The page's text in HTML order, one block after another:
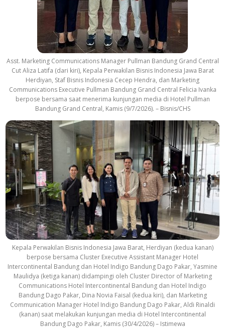
Asst. Marketing Communications Manager Pullman Bandung Grand Central
Cut Aliza Latifa (dari kiri), Kepala Perwakilan Bisnis Indonesia Jawa Barat
Herdiyan, Staf Bisnis Indonesia Cecep Hendra, dan Marketing
Communications Executive Pullman Bandung Grand Central Felicia Ivanka
berpose bersama saat menerima kunjungan media di Hotel Pullman
Bandung Grand Central, Kamis (9/7/2026). – Bisnis/CHS
Kepala Perwakilan Bisnis Indonesia Jawa Barat, Herdiyan (kedua kanan)
berpose bersama Cluster Executive Assistant Manager Hotel
Intercontinental Bandung dan Hotel Indigo Bandung Dago Pakar, Yasmine
Maulidya (ketiga kanan) didampingi oleh Cluster Director of Marketing
Communications Hotel Intercontinental Bandung dan Hotel Indigo
Bandung Dago Pakar, Dina Novia Faisal (kedua kiri), dan Marketing
Communication Manager Hotel Indigo Bandung Dago Pakar, Aldi Rinaldi
(kanan) saat melakukan kunjungan media di Hotel Intercontinental
Bandung Dago Pakar, Kamis (30/4/2026) – Istimewa